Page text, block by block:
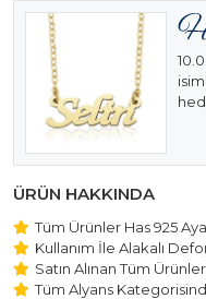
ÜRÜN HAKKINDA
Tüm Ürünler Has 925
Kullanım İle Alakalı
Satın Alınan Tüm
Tüm Alyans